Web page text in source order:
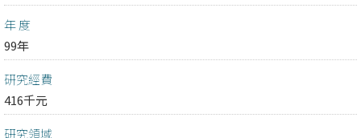
年 度
99年
研究經費
416千元
研究領域